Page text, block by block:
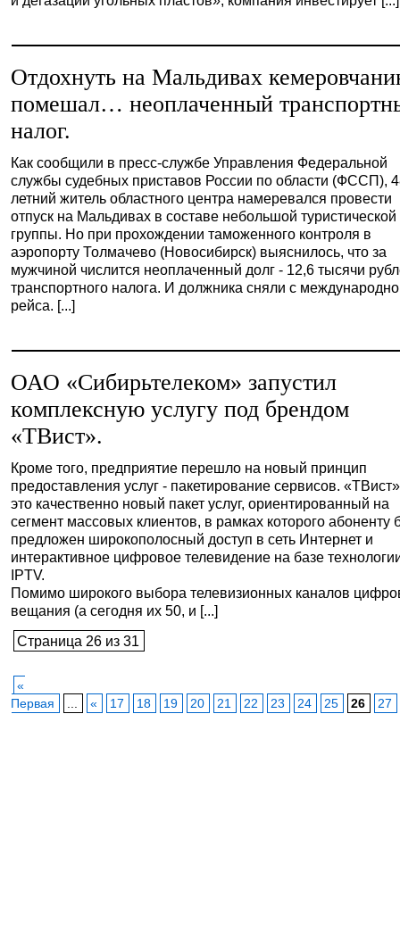
Отдохнуть на Мальдивах
помешал… неоплаченный
налог.
Как сообщили в пресс-службе Управления Федеральной
службы судебных приставов России по области (ФССП),
летний житель областного центра намеревался провести
отпуск на Мальдивах в составе небольшой туристической
группы. Но при прохождении таможенного контроля в
аэропорту Толмачево (Новосибирск) выяснилось, что за
мужчиной числится неоплаченный долг - 12,6 тысячи
транспортного налога. И должника сняли с
рейса. [...]
ОАО «Сибирьтелеком» запустил
комплексную услугу под брендом
«ТВист».
Кроме того, предприятие перешло на новый принцип
предоставления услуг - пакетирование сервисов.
это качественно новый пакет услуг, ориентированный на
сегмент массовых клиентов, в рамках которого абоненту
предложен широкополосный доступ в сеть Интернет и
интерактивное цифровое телевидение на базе
IPTV.
Помимо широкого выбора телевизионных каналов
вещания (а сегодня их 50, и [...]
Страница 26 из 31
«
Первая
« 17 18 19 20 21 22 23 24 25 26 27